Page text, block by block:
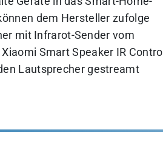
dem Hersteller zufolge
mit Infrarot-Sender vom
Smart Speaker IR Control
Lautsprecher gestreamt